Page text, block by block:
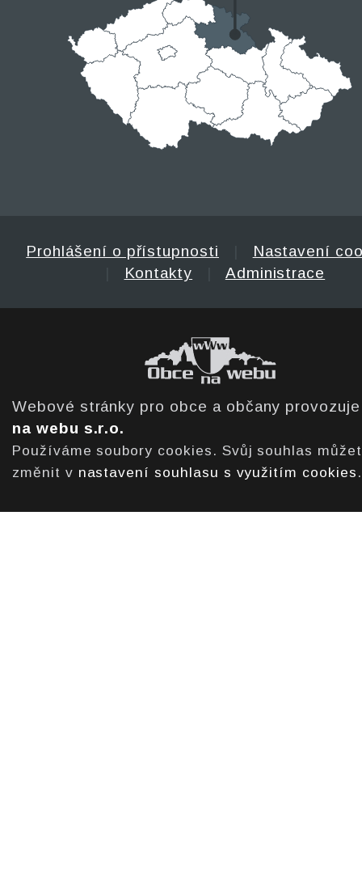
Prohlášení o přístupnosti
Nastavení
Kontakty Administrace
Webové stránky pro obce a občany
na webu s.r.o.
Používáme soubory cookies. Svůj souhlas
změnit v nastavení souhlasu s využitím cookies .